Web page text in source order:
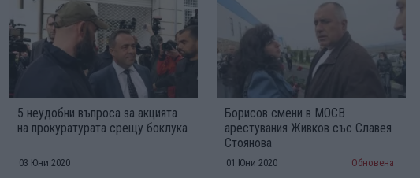
5 неудобни въпроса за акцията
на прокуратурата срещу боклука
03 Юни 2020
Борисов смени в МОСВ
арестувания Живков със Славея
Стоянова
01 Юни 2020 Обновена